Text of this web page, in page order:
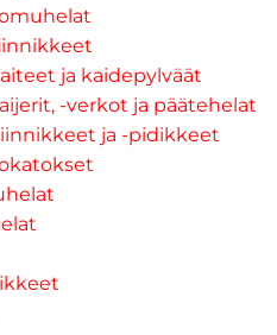
ja kaidepylväät
-verkot ja päätehelat
ja -pidikkeet